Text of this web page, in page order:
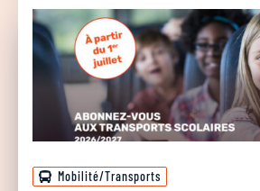
Mobilité/Transports